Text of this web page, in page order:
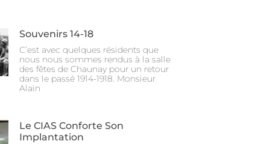
Souvenirs 14-18
C’est avec quelques résidents que
nous nous sommes rendus à la salle
des fêtes de Chaunay pour un retour
dans le passé 1914-1918. Monsieur
Alain
Le CIAS Conforte Son
Implantation